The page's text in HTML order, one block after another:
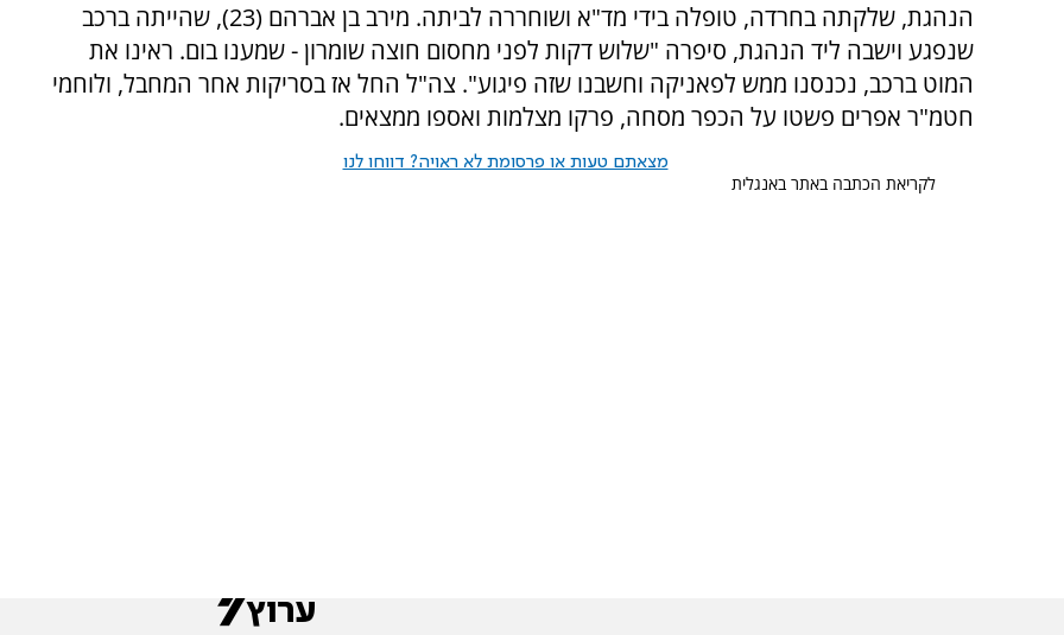
הנהגת, שלקתה בחרדה, טופלה בידי מד"א ושוחררה לביתה. מירב בן אברהם (23), שהייתה ברכב
שנפגע וישבה ליד הנהגת, סיפרה "שלוש דקות לפני מחסום חוצה שומרון - שמענו בום. ראינו את
המוט ברכב, נכנסנו ממש לפאניקה וחשבנו שזה פיגוע". צה"ל החל אז בסריקות אחר המחבל, ולוחמי
חטמ"ר אפרים פשטו על הכפר מסחה, פרקו מצלמות ואספו ממצאים.
מצאתם טעות או פרסומת לא ראויה? דווחו לנו
לקריאת הכתבה באתר באנגלית